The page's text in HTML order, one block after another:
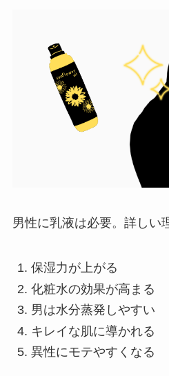
男性に乳液は必要。詳しい
保湿力が上がる
化粧水の効果が高まる
男は水分蒸発しやすい
キレイな肌に導かれる
異性にモテやすくなる